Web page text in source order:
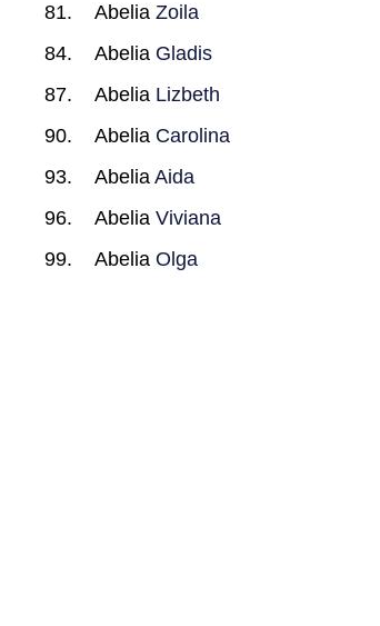
AbeliaZoila
Abelia Gladis
Abelia Lizbeth
Abelia Carolina
AbeliaAida
AbeliaViviana
AbeliaOlga